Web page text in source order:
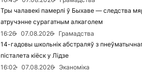
Тры чалавекі памерлі ў Быхаве — следства
атручэнне сурагатным алкаголем
16:26
07.08.2026
Грамадства
14-гадовы школьнік абстраляў з
пісталета кіёск у Лідзе
16:02
07.08.2026
Эканоміка